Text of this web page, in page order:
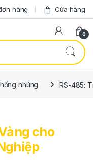
hàng Cửa hàng
0
nhúng RS-485:
cho